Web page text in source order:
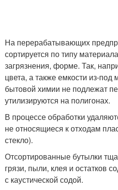
квартиры
Практичные идеи
На перерабатывающих
сортируется по типу
загрязнения, форме. Так,
цвета, а также емкости из-под
бытовой химии не подлежат
утилизируются на полигонах.
В процессе обработки
не относящиеся к отходам
стекло).
Отсортированные бутылки
грязи, пыли, клея и остатков
с каустической содой.